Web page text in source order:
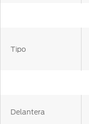
Tipo
Delantera